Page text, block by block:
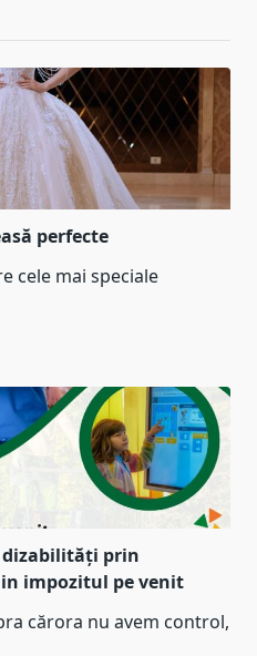
perfecte
cele mai speciale
dizabilități prin
impozitul pe venit
cărora nu avem control,